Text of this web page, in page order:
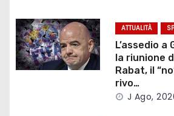
o
n
ATTUALITÀ
L’assedio
la riunione
Rabat, il
rivo…
J Ago,